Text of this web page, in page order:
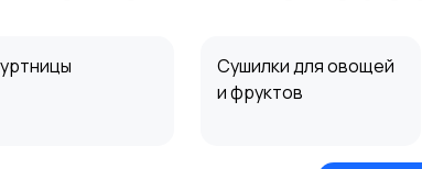
Сушилки для овощей
и фруктов